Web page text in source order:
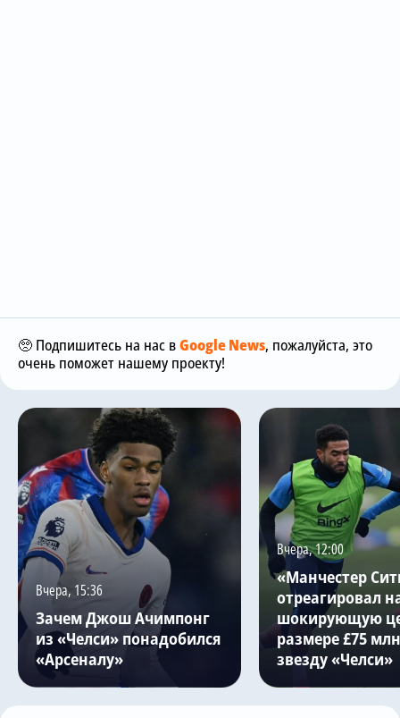
🥺 Подпишитесь на нас вGoogle News, пожалуйста, это
очень поможет нашему проекту!
Вчера, 15:36
Зачем Джош Ачимпонг
из «Челси» понадобился
«Арсеналу»
Вчера, 12:00
«Манчестер
отреагировал
шокирующую
размере £75
звезду «Челси»